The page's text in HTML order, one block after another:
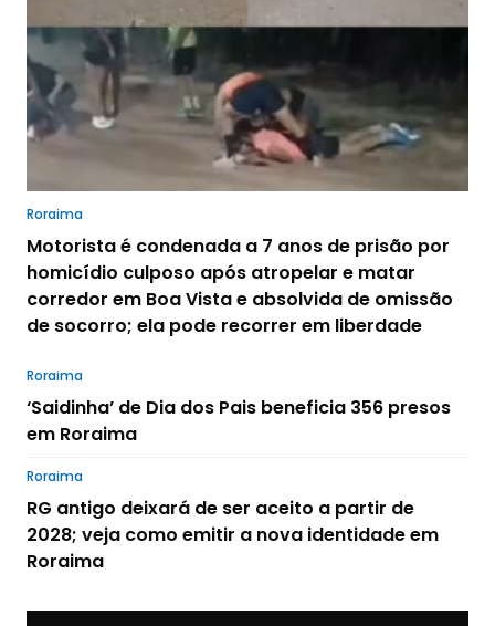
Roraima
Motorista é condenada a 7 anos de prisão por
homicídio culposo após atropelar e matar
corredor em Boa Vista e absolvida de omissão
de socorro; ela pode recorrer em liberdade
Roraima
‘Saidinha’ de Dia dos Pais beneficia 356 presos
em Roraima
Roraima
RG antigo deixará de ser aceito a partir de
2028; veja como emitir a nova identidade em
Roraima